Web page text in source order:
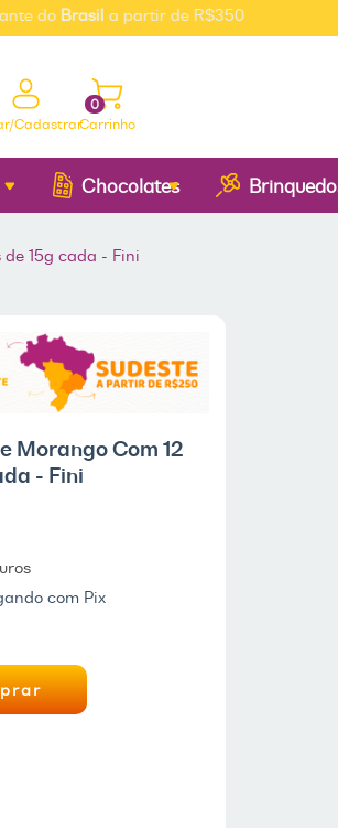
Brasila partir de R$350
CadastrarCarrinho
0
Chocolates
15g cada - Fini
Morango Com 12
- Fini
com Pix